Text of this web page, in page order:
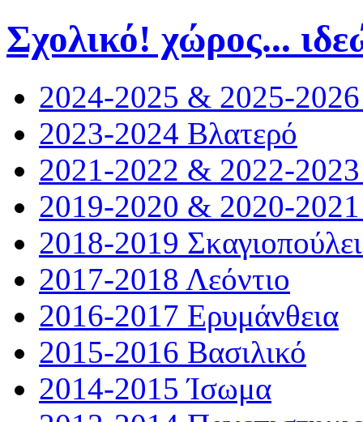
Σχολικό! χώρος...
2024-2025 & 2025-
2023-2024 Βλατερό
2021-2022 & 2022-
2019-2020 & 2020-2021
2018-2019
2017-2018 Λεόντιο
2016-2017 Ερυμάνθεια
2015-2016 Βασιλικό
2014-2015 Ίσωμα